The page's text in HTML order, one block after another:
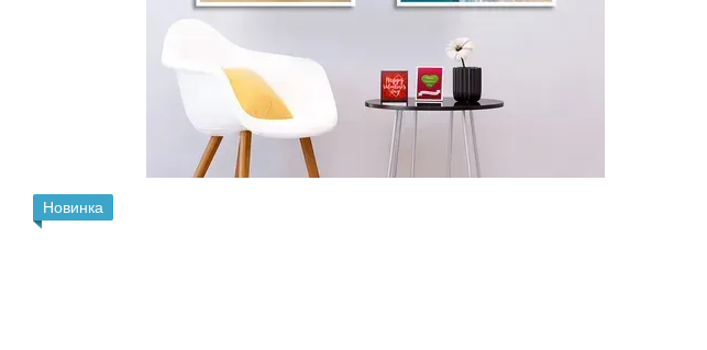
Новинка